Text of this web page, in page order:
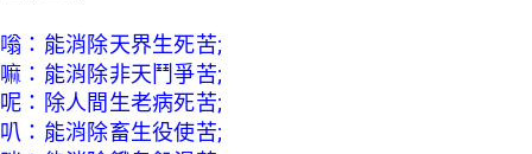
嗡：能消除天界生死苦;
嘛：能消除非天鬥爭苦;
呢：除人間生老病死苦;
叭：能消除畜生役使苦;